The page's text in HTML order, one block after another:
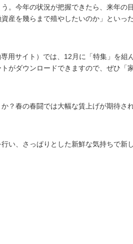
。今年の状況が把握できたら、来年の
産を幾らまで殖やしたいのか」といっ
サイト）では、12月に「特集」を組
がダウンロードできますので、ぜひ「
？春の春闘では大幅な賃上げが期待さ
い、さっぱりとした新鮮な気持ちで新